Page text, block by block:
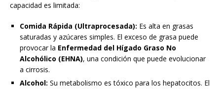
capacidad es limitada:
Comida Rápida (Ultraprocesada): Es alta en grasas
saturadas y azúcares simples. El exceso de grasa puede
provocar la Enfermedad del Hígado Graso No
Alcohólico (EHNA), una condición que puede evolucionar
a cirrosis.
Alcohol: Su metabolismo es tóxico para los hepatocitos. El